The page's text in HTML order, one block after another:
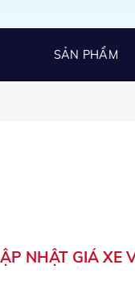
SẢN PHẨM
NHẬT GIÁ XE